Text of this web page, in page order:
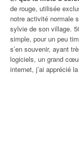
de rouge, utilisée
notre activité normale
sylvie de son village.
simple, pour un peu
s’en souvenir, ayant
logiciels, un grand
internet, j’ai apprécié